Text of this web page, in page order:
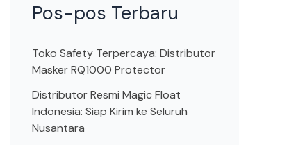
Pos-pos Terbaru
Toko Safety Terpercaya: Distributor
Masker RQ1000 Protector
Distributor Resmi Magic Float
Indonesia: Siap Kirim ke Seluruh
Nusantara